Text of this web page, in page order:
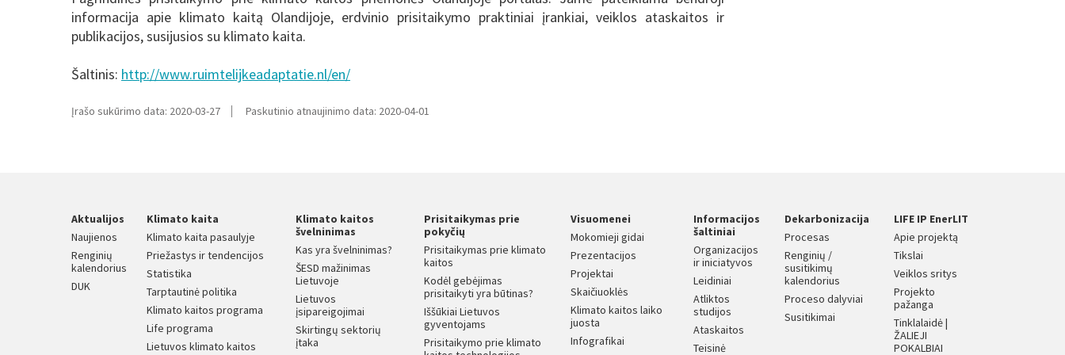
informacija apie klimato kaitą Olandijoje, erdvinio prisitaikymo praktiniai įrankiai, veiklos ataskaitos ir
publikacijos, susijusios su klimato kaita.
Šaltinis: http://www.ruimtelijkeadaptatie.nl/en/
Įrašo sukūrimo data: 2020-03-27 Paskutinio atnaujinimo data: 2020-04-01
Aktualijos
Naujienos
Renginių
kalendorius
DUK
Klimato kaita
Klimato kaita pasaulyje
Priežastys ir tendencijos
Statistika
Tarptautinė politika
Klimato kaitos programa
Life programa
Lietuvos klimato kaitos
Klimato kaitos
švelninimas
Kas yra švelninimas?
ŠESD mažinimas
Lietuvoje
Lietuvos
įsipareigojimai
Skirtingų sektorių
įtaka
Prisitaikymas prie
pokyčių
Prisitaikymas prie klimato
kaitos
Kodėl gebėjimas
prisitaikyti yra būtinas?
Iššūkiai Lietuvos
gyventojams
Prisitaikymo prie klimato
Visuomenei
Mokomieji gidai
Prezentacijos
Projektai
Skaičiuoklės
Klimato kaitos laiko
juosta
Infografikai
Informacijos
šaltiniai
Organizacijos
ir iniciatyvos
Leidiniai
Atliktos
studijos
Ataskaitos
Teisinė
Dekarbonizacija
Procesas
Renginių /
susitikimų
kalendorius
Proceso dalyviai
Susitikimai
LIFE IP EnerLIT
Apie projektą
Tikslai
Veiklos sritys
Projekto
pažanga
Tinklalaidė |
ŽALIEJI
POKALBIAI